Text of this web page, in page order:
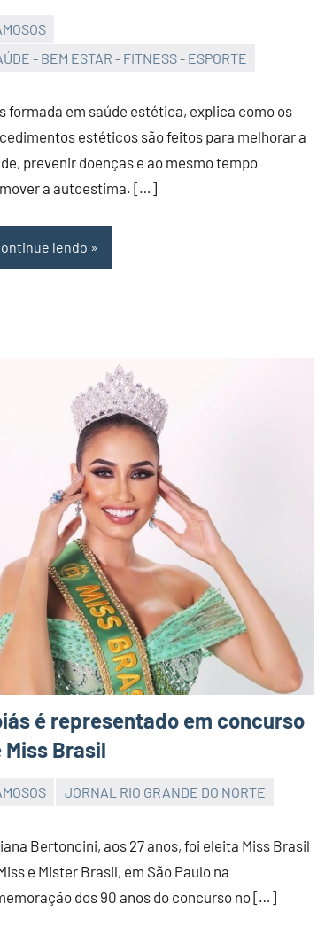
- BEM ESTAR - FITNESS - ESPORTE
formada em saúde estética, explica como os
estéticos são feitos para melhorar a
prevenir doenças e ao mesmo tempo
a autoestima. […]
lendo
é representado em concurso
Miss Brasil
JORNAL RIO GRANDE DO NORTE
Bertoncini, aos 27 anos, foi eleita Miss Brasil
e Mister Brasil, em São Paulo na
dos 90 anos do concurso no […]